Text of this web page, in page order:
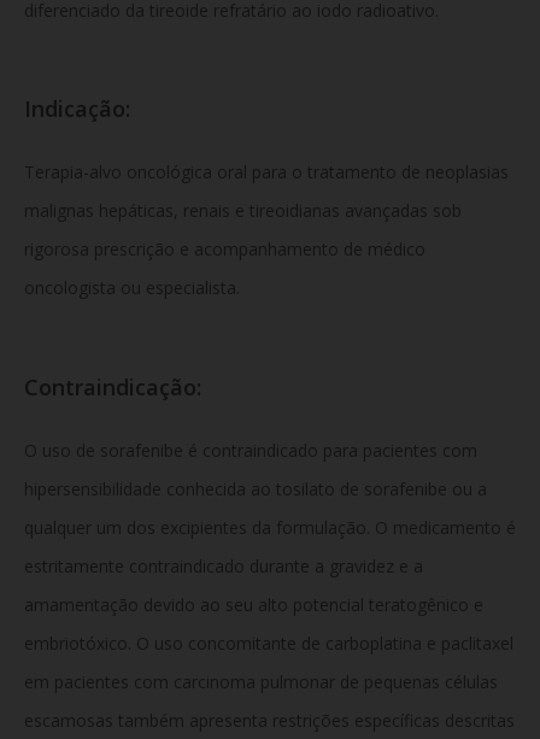
diferenciado da tireoide refratário ao iodo radioativo.
Indicação:
Terapia-alvo oncológica oral para o tratamento de neoplasias
malignas hepáticas, renais e tireoidianas avançadas sob
rigorosa prescrição e acompanhamento de médico
oncologista ou especialista.
Contraindicação:
O uso de sorafenibe é contraindicado para pacientes com
hipersensibilidade conhecida ao tosilato de sorafenibe ou a
qualquer um dos excipientes da formulação. O medicamento é
estritamente contraindicado durante a gravidez e a
amamentação devido ao seu alto potencial teratogênico e
embriotóxico. O uso concomitante de carboplatina e paclitaxel
em pacientes com carcinoma pulmonar de pequenas células
escamosas também apresenta restrições específicas descritas